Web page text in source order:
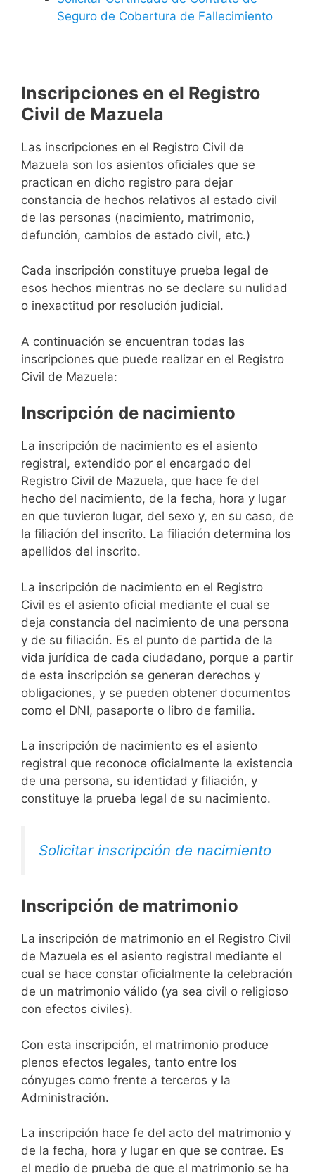
Seguro de Cobertura de Fallecimiento
Inscripciones en el Registro
Civil de Mazuela
Las inscripciones en el Registro Civil de
Mazuela son los asientos oficiales que se
practican en dicho registro para dejar
constancia de hechos relativos al estado civil
de las personas (nacimiento, matrimonio,
defunción, cambios de estado civil, etc.)
Cada inscripción constituye prueba legal de
esos hechos mientras no se declare su nulidad
o inexactitud por resolución judicial.
A continuación se encuentran todas las
inscripciones que puede realizar en el Registro
Civil de Mazuela:
Inscripción de nacimiento
La inscripción de nacimiento es el asiento
registral, extendido por el encargado del
Registro Civil de Mazuela, que hace fe del
hecho del nacimiento, de la fecha, hora y lugar
en que tuvieron lugar, del sexo y, en su caso, de
la filiación del inscrito. La filiación determina los
apellidos del inscrito.
La inscripción de nacimiento en el Registro
Civil es el asiento oficial mediante el cual se
deja constancia del nacimiento de una persona
y de su filiación. Es el punto de partida de la
vida jurídica de cada ciudadano, porque a partir
de esta inscripción se generan derechos y
obligaciones, y se pueden obtener documentos
como el DNI, pasaporte o libro de familia.
La inscripción de nacimiento es el asiento
registral que reconoce oficialmente la existencia
de una persona, su identidad y filiación, y
constituye la prueba legal de su nacimiento.
Solicitar inscripción de nacimiento
Inscripción de matrimonio
La inscripción de matrimonio en el Registro Civil
de Mazuela es el asiento registral mediante el
cual se hace constar oficialmente la celebración
de un matrimonio válido (ya sea civil o religioso
con efectos civiles).
Con esta inscripción, el matrimonio produce
plenos efectos legales, tanto entre los
cónyuges como frente a terceros y la
Administración.
La inscripción hace fe del acto del matrimonio y
de la fecha, hora y lugar en que se contrae. Es
el medio de prueba de que el matrimonio se ha